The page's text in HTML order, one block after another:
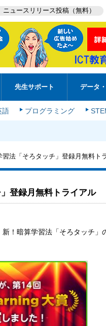
ニュースリリース投稿（無料）
先生サポート データ
語 プログラミング
法「そろタッチ」登録月無料ト
登録月無料トライアル
！暗算学習法「そろタッチ」